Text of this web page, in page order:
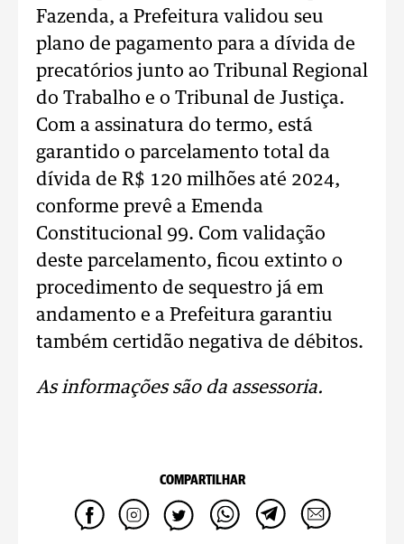
Fazenda, a Prefeitura validou seu
plano de pagamento para a dívida de
precatórios junto ao Tribunal Regional
do Trabalho e o Tribunal de Justiça.
Com a assinatura do termo, está
garantido o parcelamento total da
dívida de R$ 120 milhões até 2024,
conforme prevê a Emenda
Constitucional 99. Com validação
deste parcelamento, ficou extinto o
procedimento de sequestro já em
andamento e a Prefeitura garantiu
também certidão negativa de débitos.
As informações são da assessoria.
COMPARTILHAR